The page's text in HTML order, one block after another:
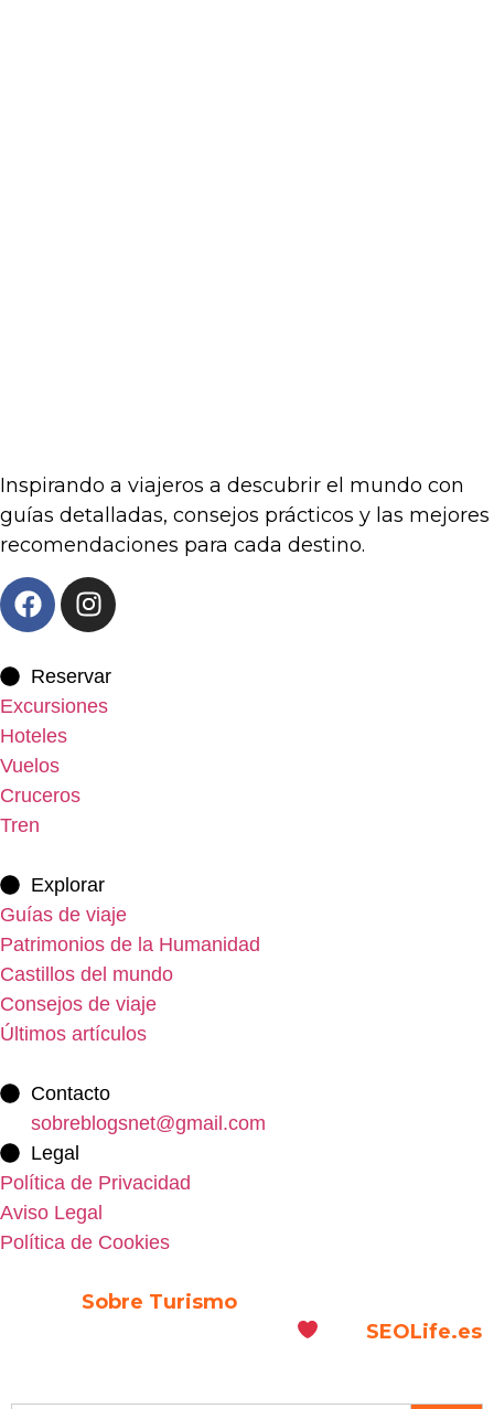
Inspirando a viajeros a descubrir el mundo con
guías detalladas, consejos prácticos y las mejores
recomendaciones para cada destino.
Reservar
Excursiones
Hoteles
Vuelos
Cruceros
Tren
Explorar
Guías de viaje
Patrimonios de la Humanidad
Castillos del mundo
Consejos de viaje
Últimos artículos
Contacto
sobreblogsnet@gmail.com
Legal
Política de Privacidad
Aviso Legal
Política de Cookies
Sobre Turismo
SEOLife.es